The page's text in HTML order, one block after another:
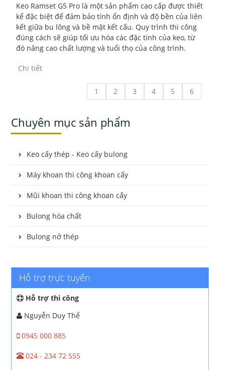
Keo Ramset G5 Pro là một sản phẩm cao cấp được thiết
kế đặc biệt để đảm bảo tính ổn định và độ bền của liên
kết giữa bu lông và bề mặt kết cấu. Quy trình thi công
đúng cách sẽ giúp tối ưu hóa các đặc tính của keo, từ
đó nâng cao chất lượng và tuổi thọ của công trình.
Chi tiết
1 2 3 4 5 6
Chuyên mục sản phẩm
Keo cấy thép - Keo cấy bulong
Máy khoan thi công khoan cấy
Mũi khoan thi công khoan cấy
Bulong hóa chất
Bulong nở thép
Hỗ trợ trực tuyến
Hỗ trợ thi công
Nguyễn Duy Thể
0945 000 885
024 - 234 72 555